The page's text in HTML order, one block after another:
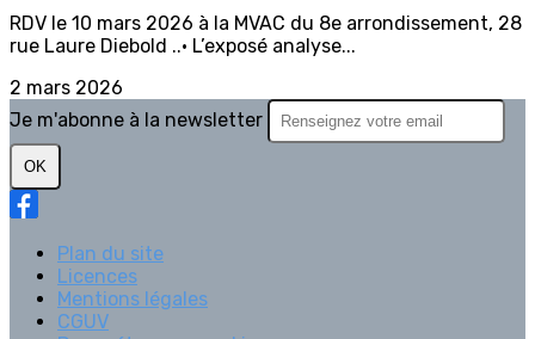
RDV le 10 mars 2026 à la MVAC du 8e arrondissement, 28
rue Laure Diebold ..• L’exposé analyse...
2 mars 2026
Je m'abonne à la newsletter
OK
Plan du site
Licences
Mentions légales
CGUV